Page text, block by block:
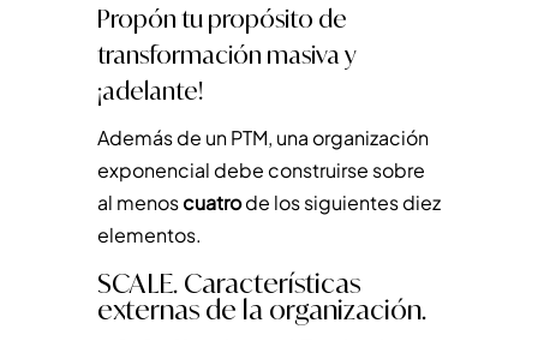
Propón tu propósito de
transformación masiva y
¡adelante!
Además de un PTM, una organización
exponencial debe construirse sobre
al menoscuatrode los siguientes diez
elementos.
SCALE. Características
externas de la organización.